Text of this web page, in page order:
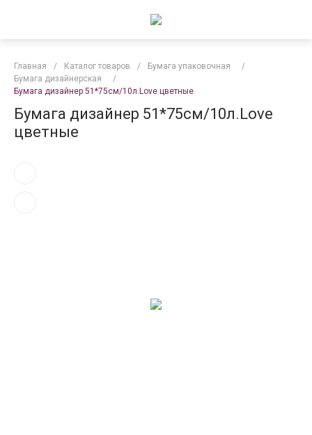
Главная / Каталог товаров / Бумага упаковочная
/
Бумага дизайнерская
/
Бумага дизайнер 51*75см/10л.Love цветные
Бумага дизайнер 51*75см/10л.Love
цветные